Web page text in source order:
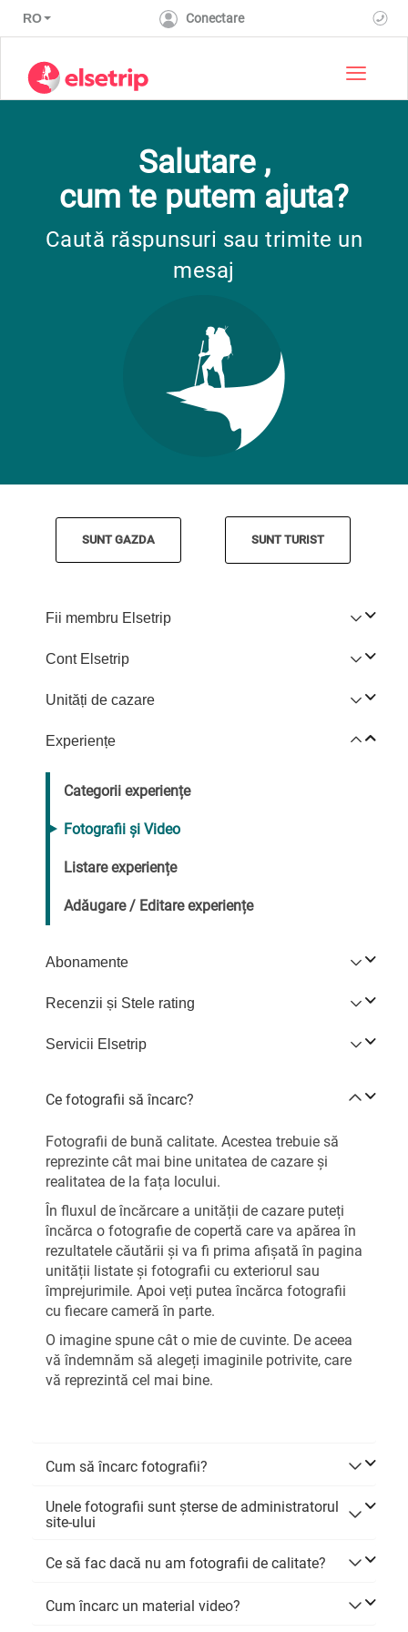
RO Conectare
Toggle
Salutare ,
cum te putem ajuta?
Caută răspunsuri sau trimite un
mesaj
SUNT GAZDA SUNT TURIST
Fii membru Elsetrip
Cont Elsetrip
Unități de cazare
Experiențe
Categorii experiențe
Fotografii și Video
Listare experiențe
Adăugare / Editare experiențe
Abonamente
Recenzii și Stele rating
Servicii Elsetrip
Ce fotografii să încarc?
Fotografii de bună calitate. Acestea trebuie să
reprezinte cât mai bine unitatea de cazare și
realitatea de la fața locului.
În fluxul de încărcare a unității de cazare puteți
încărca o fotografie de copertă care va apărea în
rezultatele căutării și va fi prima afișată în pagina
unității listate și fotografii cu exteriorul sau
împrejurimile. Apoi veți putea încărca fotografii
cu fiecare cameră în parte.
O imagine spune cât o mie de cuvinte. De aceea
vă îndemnăm să alegeți imaginile potrivite, care
vă reprezintă cel mai bine.
Cum să încarc fotografii?
Unele fotografii sunt șterse de administratorul
site-ului
Ce să fac dacă nu am fotografii de calitate?
Cum încarc un material video?